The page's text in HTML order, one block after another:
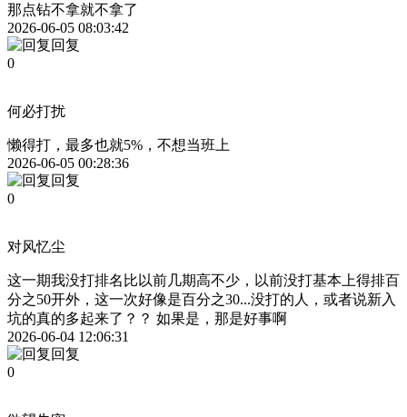
那点钻不拿就不拿了
2026-06-05 08:03:42
回复
0
何必打扰
懒得打，最多也就5%，不想当班上
2026-06-05 00:28:36
回复
0
对风忆尘
这一期我没打排名比以前几期高不少，以前没打基本上得排百
分之50开外，这一次好像是百分之30...没打的人，或者说新入
坑的真的多起来了？？ 如果是，那是好事啊
2026-06-04 12:06:31
回复
0